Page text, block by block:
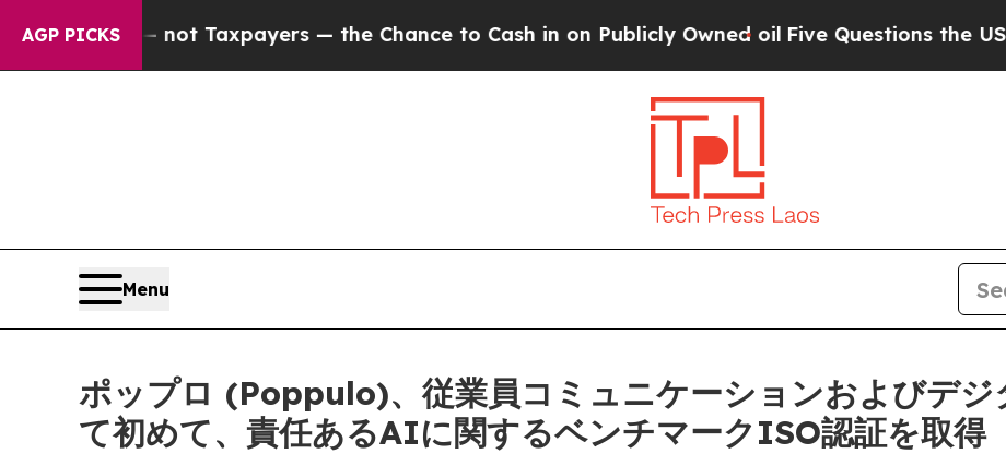
AGP PICKS
— not Taxpayers — the Chance to Cash in on Publicly Owned oilFive Questions the US
Menu
ポップロ (Poppulo)、従業員コミュニケーションおよびデジ
て初めて、責任あるAIに関するベンチマークISO認証を取得